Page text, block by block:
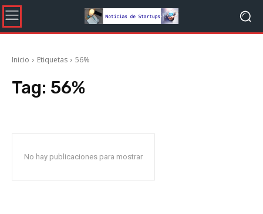
Inicio Etiquetas 56%
Tag: 56%
No hay publicaciones para mostrar